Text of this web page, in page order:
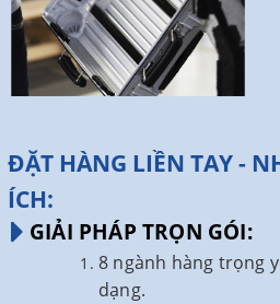
ĐẶT HÀNG LIỀN TAY -
ÍCH:
GIẢI PHÁP TRỌN GÓI:
8 ngành hàng trọng
dạng.